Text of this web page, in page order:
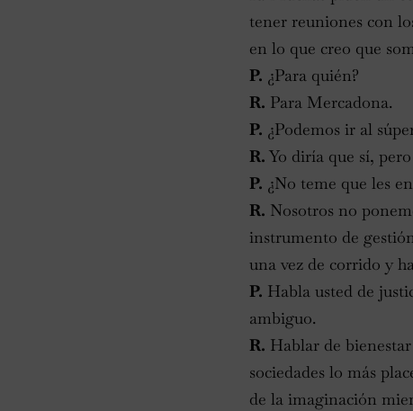
tener reuniones con
en lo que creo que
P. ¿Para quién?
R. Para Mercadona.
P. ¿Podemos ir al
R. Yo diría que sí,
P. ¿No teme que les
R. Nosotros no
instrumento de
una vez de corrido y
P. Habla usted de
ambiguo.
R. Hablar de
sociedades lo más
de la imaginación